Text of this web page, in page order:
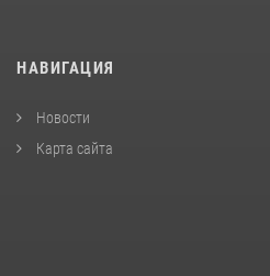
НАВИГАЦИЯ
Новости
Карта сайта